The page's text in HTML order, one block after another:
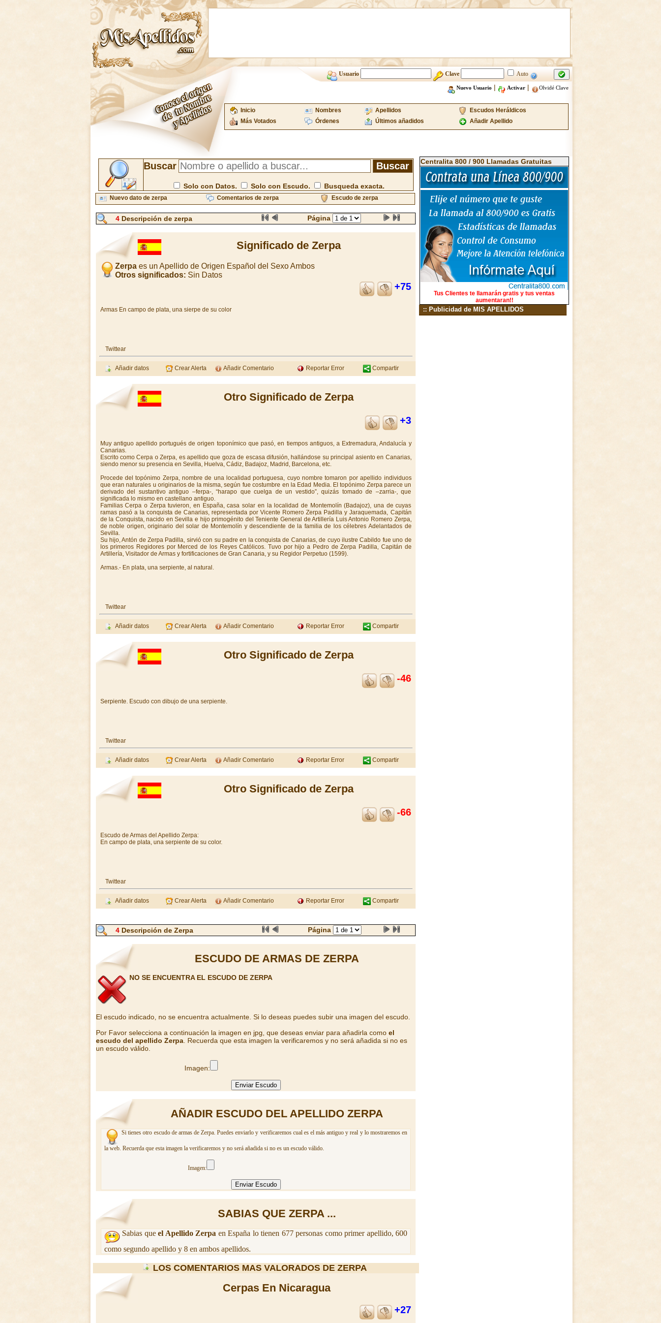
Usuario Clave Auto
Nuevo Usuario | Activar| Olvidé Clave
Inicio Nombres Apellidos
Escudos Heráldicos
Más Votados
Órdenes Últimos añadidos Añadir Apellido
Buscar
Solo con Datos. Solo con Escudo. Busqueda exacta.
Nuevo dato de zerpa Comentarios de zerpa Escudo de zerpa
4 Descripción de zerpa Página
Significado de Zerpa
Zerpaes un Apellido de Origen Español del Sexo Ambos
Otros significados: Sin Datos
+75
Armas En campo de plata, una sierpe de su color
Twittear
Añadir datos Crear Alerta Añadir Comentario Reportar Error Compartir
Otro Significado de Zerpa
+3
Muy antiguo apellido portugués de origen toponímico que pasó, en tiempos antiguos, a Extremadura, Andalucía y
Canarias.
Escrito como Cerpa o Zerpa, es apellido que goza de escasa difusión, hallándose su principal asiento en Canarias,
siendo menor su presencia en Sevilla, Huelva, Cádiz, Badajoz, Madrid, Barcelona, etc.
Procede del topónimo Zerpa, nombre de una localidad portuguesa, cuyo nombre tomaron por apellido individuos
que eran naturales u originarios de la misma, según fue costumbre en la Edad Media. El topónimo Zerpa parece un
derivado del sustantivo antiguo –ferpa-, “harapo que cuelga de un vestido”, quizás tomado de –zarria-, que
significada lo mismo en castellano antiguo.
Familias Cerpa o Zerpa tuvieron, en España, casa solar en la localidad de Montemolín (Badajoz), una de cuyas
ramas pasó a la conquista de Canarias, representada por Vicente Romero Zerpa Padilla y Jaraquemada, Capitán
de la Conquista, nacido en Sevilla e hijo primogénito del Teniente General de Artillería Luis Antonio Romero Zerpa,
de noble origen, originario del solar de Montemolín y descendiente de la familia de los célebres Adelantados de
Sevilla.
Su hijo, Antón de Zerpa Padilla, sirvió con su padre en la conquista de Canarias, de cuyo ilustre Cabildo fue uno de
los primeros Regidores por Merced de los Reyes Católicos. Tuvo por hijo a Pedro de Zerpa Padilla, Capitán de
Artillería, Visitador de Armas y fortificaciones de Gran Canaria, y su Regidor Perpetuo (1599).
Armas.- En plata, una serpiente, al natural.
Twittear
Añadir datos Crear Alerta Añadir Comentario Reportar Error Compartir
Otro Significado de Zerpa
-46
Serpiente. Escudo con dibujo de una serpiente.
Twittear
Añadir datos Crear Alerta Añadir Comentario Reportar Error Compartir
Otro Significado de Zerpa
-66
Escudo de Armas del Apellido Zerpa:
En campo de plata, una serpiente de su color.
Twittear
Añadir datos Crear Alerta Añadir Comentario Reportar Error Compartir
4 Descripción de Zerpa Página
ESCUDO DE ARMAS DE ZERPA
NO SE ENCUENTRA EL ESCUDO DE ZERPA
El escudo indicado, no se encuentra actualmente. Si lo deseas puedes subir una imagen del escudo.
Por Favor selecciona a continuación la imagen en jpg, que deseas enviar para añadirla como el
escudo del apellido Zerpa . Recuerda que esta imagen la verificaremos y no será añadida si no es
un escudo válido.
Imagen:
AÑADIR ESCUDO DEL APELLIDO ZERPA
Si tienes otro escudo de armas de Zerpa. Puedes enviarlo y verificaremos cual es el más antiguo y real y lo mostraremos en
la web. Recuerda que esta imagen la verificaremos y no será añadida si no es un escudo válido.
Imagen:
SABIAS QUE ZERPA ...
Sabias queel Apellido Zerpa en España lo tienen 677 personas como primer apellido, 600
como segundo apellido y 8 en ambos apellidos.
LOS COMENTARIOS MAS VALORADOS DE ZERPA
Cerpas En Nicaragua
+27
Centralita 800 / 900 Llamadas Gratuitas
Tus Clientes te llamarán gratis y tus ventas
aumentaran!!
:: Publicidad de MIS APELLIDOS